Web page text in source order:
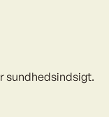
sundhedsindsigt.